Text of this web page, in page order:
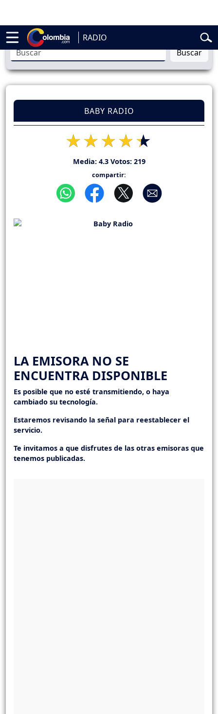
RADIO
de la Espriella Vuelta a Colombia
Buscar
BABY RADIO
Media: 4.3Votos: 219
compartir:
LA EMISORA NO SE
ENCUENTRA DISPONIBLE
Es posible que no esté transmitiendo, o haya
cambiado su tecnología.
Estaremos revisando la señal para reestablecer el
servicio.
Te invitamos a que disfrutes de las otras emisoras que
tenemos publicadas.